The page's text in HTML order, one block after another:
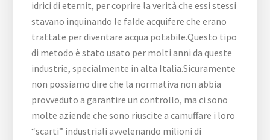
idrici di eternit, per coprire la verità che essi stessi
stavano inquinando le falde acquifere che erano
trattate per diventare acqua potabile.Questo tipo
di metodo è stato usato per molti anni da queste
industrie, specialmente in alta Italia.Sicuramente
non possiamo dire che la normativa non abbia
provveduto a garantire un controllo, ma ci sono
molte aziende che sono riuscite a camuffare i loro
“scarti” industriali avvelenando milioni di